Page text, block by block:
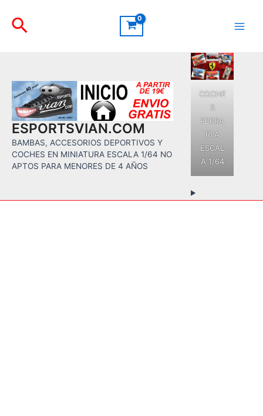
contenido
Buscar
ESPORTSVIAN.COM
BAMBAS, ACCESORIOS DEPORTIVOS Y
COCHES EN MINIATURA ESCALA 1/64 NO
APTOS PARA MENORES DE 4 AÑOS
COCHE
S
FERRA
RI A
ESCAL
A 1/64